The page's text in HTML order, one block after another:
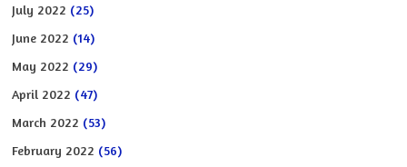
July 2022 (25)
June 2022 (14)
May 2022 (29)
April 2022 (47)
March 2022 (53)
February 2022 (56)